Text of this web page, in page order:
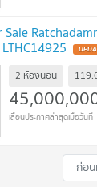
2 ห้องนอน
ก่อ